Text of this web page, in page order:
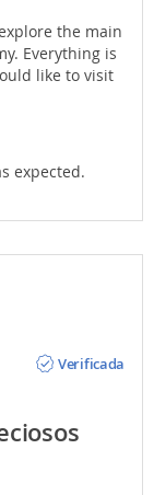
the main
Everything is
like to visit
expected.
Verificada